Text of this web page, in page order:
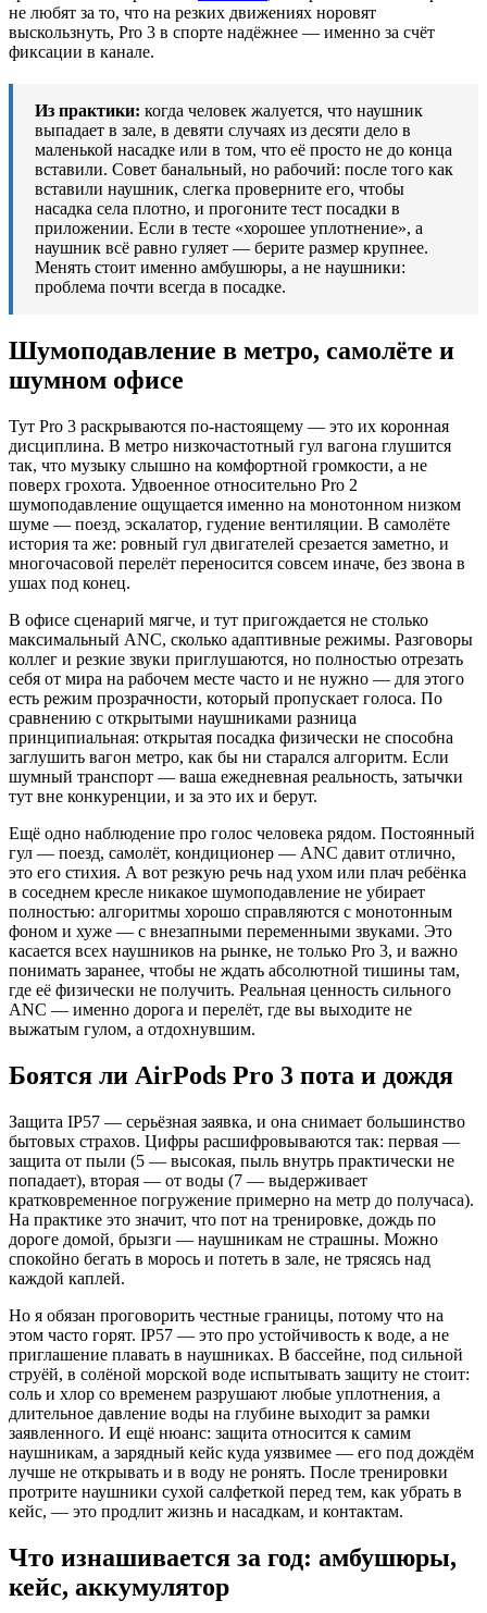
не любят за то, что на резких движениях норовят
выскользнуть, Pro 3 в спорте надёжнее — именно за счёт
фиксации в канале.
Из практики: когда человек жалуется, что наушник
выпадает в зале, в девяти случаях из десяти дело в
маленькой насадке или в том, что её просто не до конца
вставили. Совет банальный, но рабочий: после того как
вставили наушник, слегка проверните его, чтобы
насадка села плотно, и прогоните тест посадки в
приложении. Если в тесте «хорошее уплотнение», а
наушник всё равно гуляет — берите размер крупнее.
Менять стоит именно амбушюры, а не наушники:
проблема почти всегда в посадке.
Шумоподавление в метро, самолёте и
шумном офисе
Тут Pro 3 раскрываются по-настоящему — это их коронная
дисциплина. В метро низкочастотный гул вагона глушится
так, что музыку слышно на комфортной громкости, а не
поверх грохота. Удвоенное относительно Pro 2
шумоподавление ощущается именно на монотонном низком
шуме — поезд, эскалатор, гудение вентиляции. В самолёте
история та же: ровный гул двигателей срезается заметно, и
многочасовой перелёт переносится совсем иначе, без звона в
ушах под конец.
В офисе сценарий мягче, и тут пригождается не столько
максимальный ANC, сколько адаптивные режимы. Разговоры
коллег и резкие звуки приглушаются, но полностью отрезать
себя от мира на рабочем месте часто и не нужно — для этого
есть режим прозрачности, который пропускает голоса. По
сравнению с открытыми наушниками разница
принципиальная: открытая посадка физически не способна
заглушить вагон метро, как бы ни старался алгоритм. Если
шумный транспорт — ваша ежедневная реальность, затычки
тут вне конкуренции, и за это их и берут.
Ещё одно наблюдение про голос человека рядом. Постоянный
гул — поезд, самолёт, кондиционер — ANC давит отлично,
это его стихия. А вот резкую речь над ухом или плач ребёнка
в соседнем кресле никакое шумоподавление не убирает
полностью: алгоритмы хорошо справляются с монотонным
фоном и хуже — с внезапными переменными звуками. Это
касается всех наушников на рынке, не только Pro 3, и важно
понимать заранее, чтобы не ждать абсолютной тишины там,
где её физически не получить. Реальная ценность сильного
ANC — именно дорога и перелёт, где вы выходите не
выжатым гулом, а отдохнувшим.
Боятся ли AirPods Pro 3 пота и дождя
Защита IP57 — серьёзная заявка, и она снимает большинство
бытовых страхов. Цифры расшифровываются так: первая —
защита от пыли (5 — высокая, пыль внутрь практически не
попадает), вторая — от воды (7 — выдерживает
кратковременное погружение примерно на метр до получаса).
На практике это значит, что пот на тренировке, дождь по
дороге домой, брызги — наушникам не страшны. Можно
спокойно бегать в морось и потеть в зале, не трясясь над
каждой каплей.
Но я обязан проговорить честные границы, потому что на
этом часто горят. IP57 — это про устойчивость к воде, а не
приглашение плавать в наушниках. В бассейне, под сильной
струёй, в солёной морской воде испытывать защиту не стоит:
соль и хлор со временем разрушают любые уплотнения, а
длительное давление воды на глубине выходит за рамки
заявленного. И ещё нюанс: защита относится к самим
наушникам, а зарядный кейс куда уязвимее — его под дождём
лучше не открывать и в воду не ронять. После тренировки
протрите наушники сухой салфеткой перед тем, как убрать в
кейс, — это продлит жизнь и насадкам, и контактам.
Что изнашивается за год: амбушюры,
кейс, аккумулятор